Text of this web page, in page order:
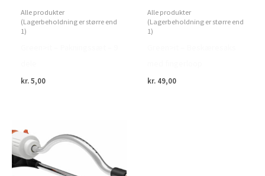
Alle produkter
(Lagerbeholdning er større end
1)
kr.5,00
Alle produkter
(Lagerbeholdning er større end
1)
kr. 49,00